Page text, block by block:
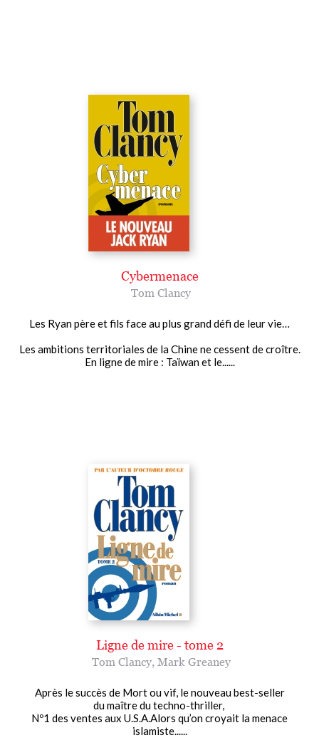
Cybermenace
Tom Clancy
Les Ryan père et fils face au plus grand défi de leur vie…
Les ambitions territoriales de la Chine ne cessent de croître.
En ligne de mire : Taïwan et le......
Ligne de mire - tome 2
Tom Clancy, Mark Greaney
Après le succès de Mort ou vif, le nouveau best-seller
du maître du techno-thriller,
Nº1 des ventes aux U.S.A.Alors qu’on croyait la menace
islamiste......